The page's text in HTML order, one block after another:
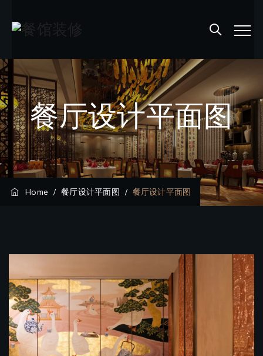
餐厅设计平面图
Home / 餐厅设计平面图 / 餐厅设计平面图